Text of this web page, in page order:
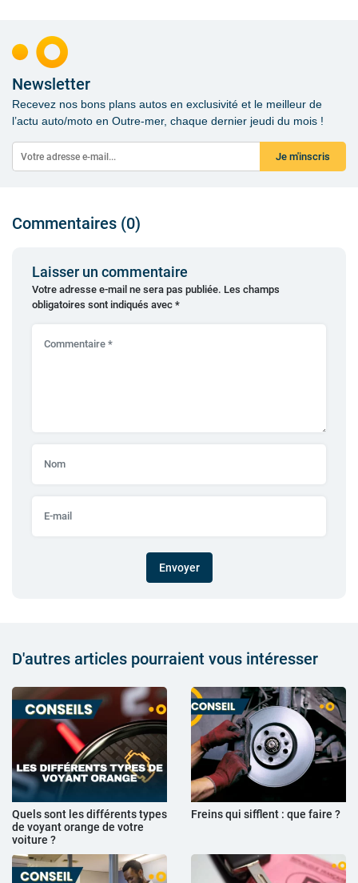
Newsletter
Recevez nos bons plans autos en exclusivité et le meilleur de
l’actu auto/moto en Outre-mer, chaque dernier jeudi du mois !
Je m'inscris
Commentaires (0)
Laisser un commentaire
Votre adresse e-mail ne sera pas publiée. Les champs
obligatoires sont indiqués avec *
Envoyer
D'autres articles pourraient vous intéresser
Quels sont les différents types
de voyant orange de votre
voiture ?
Freins qui sifflent : que faire ?